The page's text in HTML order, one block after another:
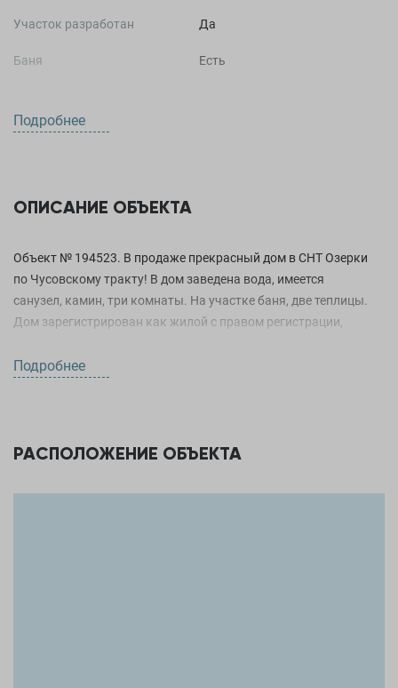
Участок разработан Да
Баня Есть
Электричество 220
Отопление Электрическое
Дом пригоден для проживания
Подробнее
ОПИСАНИЕ ОБЪЕКТА
Объект № 194523. В продаже прекрасный дом в СНТ Озерки
по Чусовскому тракту! В дом заведена вода, имеется
санузел, камин, три комнаты. На участке баня, две теплицы.
Дом зарегистрирован как жилой с правом регистрации,
Подробнее
РАСПОЛОЖЕНИЕ ОБЪЕКТА